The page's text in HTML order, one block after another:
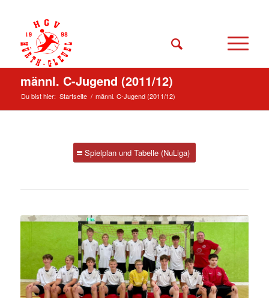
männl. C-Jugend (2011/12)
Du bist hier: Startseite / männl. C-Jugend (2011/12)
Spielplan und Tabelle (NuLiga)